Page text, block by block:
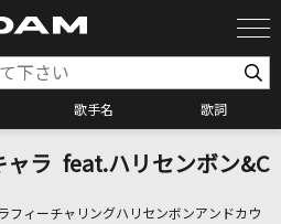
歌手名 歌詞
オケ検索
ャラ feat.ハリセンボン&C
フィーチャリングハリセンボンアンドカウ